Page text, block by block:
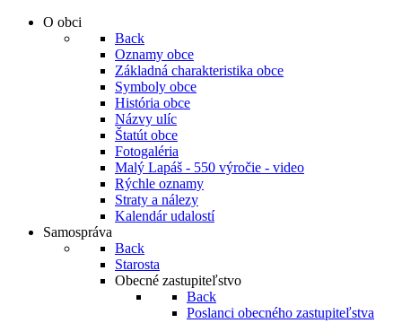
O obci
Back
Oznamy obce
Základná charakteristika obce
Symboly obce
História obce
Názvy ulíc
Štatút obce
Fotogaléria
Malý Lapáš - 550 výročie - video
Rýchle oznamy
Straty a nálezy
Kalendár udalostí
Samospráva
Back
Starosta
Obecné zastupiteľstvo
Back
Poslanci obecného zastupiteľstva